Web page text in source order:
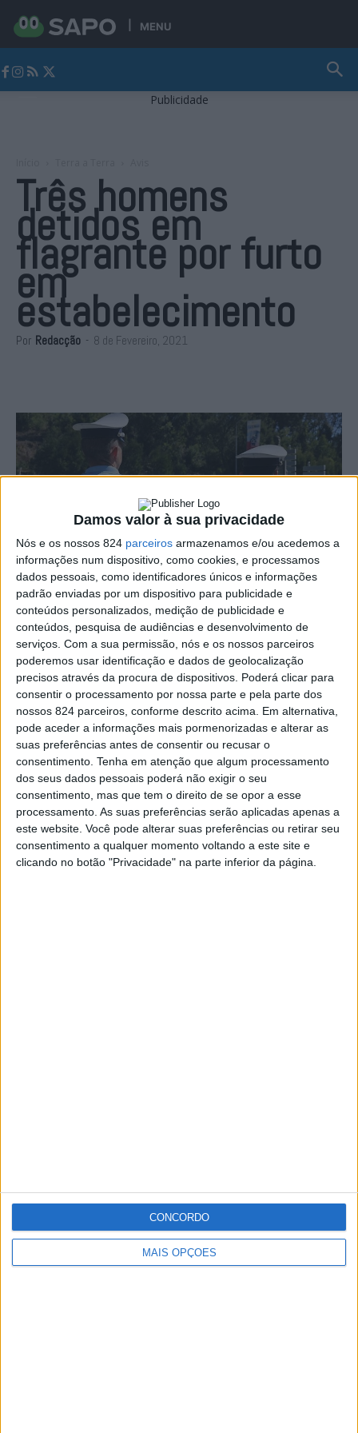
Damos valor à sua privacidade
Nós e os nossos 824 parceiros armazenamos e/ou acedemos a
informações num dispositivo, como cookies, e processamos
dados pessoais, como identificadores únicos e informações
padrão enviadas por um dispositivo para publicidade e
conteúdos personalizados, medição de publicidade e
conteúdos, pesquisa de audiências e desenvolvimento de
serviços. Com a sua permissão, nós e os nossos parceiros
poderemos usar identificação e dados de geolocalização
precisos através da procura de dispositivos. Poderá clicar para
consentir o processamento por nossa parte e pela parte dos
nossos 824 parceiros, conforme descrito acima. Em alternativa,
pode aceder a informações mais pormenorizadas e alterar as
suas preferências antes de consentir ou recusar o
consentimento. Tenha em atenção que algum processamento
dos seus dados pessoais poderá não exigir o seu
consentimento, mas que tem o direito de se opor a esse
processamento. As suas preferências serão aplicadas apenas a
este website. Você pode alterar suas preferências ou retirar seu
consentimento a qualquer momento voltando a este site e
clicando no botão "Privacidade" na parte inferior da página.
MAIS OPÇÕES
CONCORDO
MENU
Publicidade
Três homens
detidos em
flagrante por furto
em
estabelecimento
Por Redacção - 8 de Fevereiro, 2021
A GNR anunciou ter detido em flagrante, no sábado, dia
6, três homens com idades entre os 17 e os 35 anos por
furto num estabelecimento do concelho de Avis.
De acordo com a força de segurança, na sequência de
uma denúncia de um furto num estabelecimento, os
militares «deslocaram-se de imediato» para o local
surpreendendo os suspeitos quando saiam do local na
posse de uma máquina de tabaco.
Publicidade
Publicidade